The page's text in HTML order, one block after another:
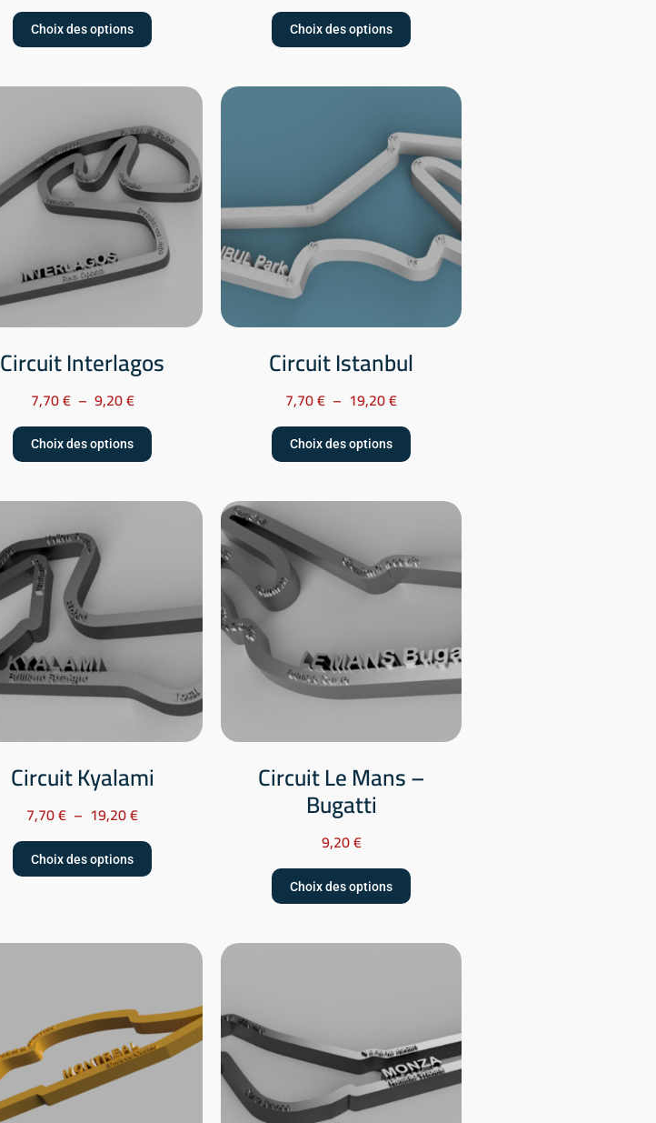
Choix des options Choix des options
Circuit Interlagos
7,70€ – 9,20€
Choix des options
Circuit Istanbul
7,70€ – 19,20€
Choix des options
Circuit Kyalami
7,70€ – 19,20€
Choix des options
Circuit Le Mans –
Bugatti
9,20€
Choix des options